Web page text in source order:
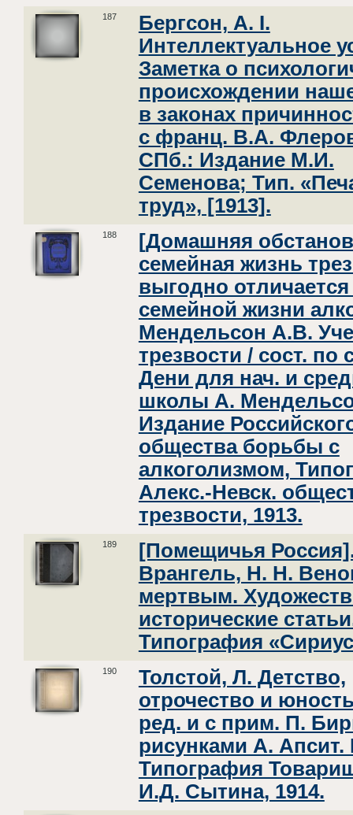
187
Бергсон, А. I.
Интеллектуальное
Заметка о
происхождении
в законах
с франц. В.А.
СПб.: Издание М.И.
Семенова; Тип.
труд», [1913].
188
[Домашняя
семейная жизнь
выгодно отличается
семейной жизни
Мендельсон А.В.
трезвости / сост. по
Дени для нач. и
школы А.
Издание
общества борьбы с
алкоголизмом,
Алекс.-Невск.
трезвости, 1913.
189
[Помещичья
Врангель, Н. Н.
мертвым.
исторические
Типография
190
Толстой, Л. Детство,
отрочество и
ред. и с прим. П.
рисунками А.
Типография
И.Д. Сытина, 1914.